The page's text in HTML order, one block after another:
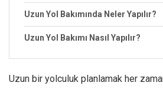
Uzun Yol Bakımında Neler Yapılır?
Uzun Yol Bakımı Nasıl Yapılır?
Uzun bir yolculuk planlamak her